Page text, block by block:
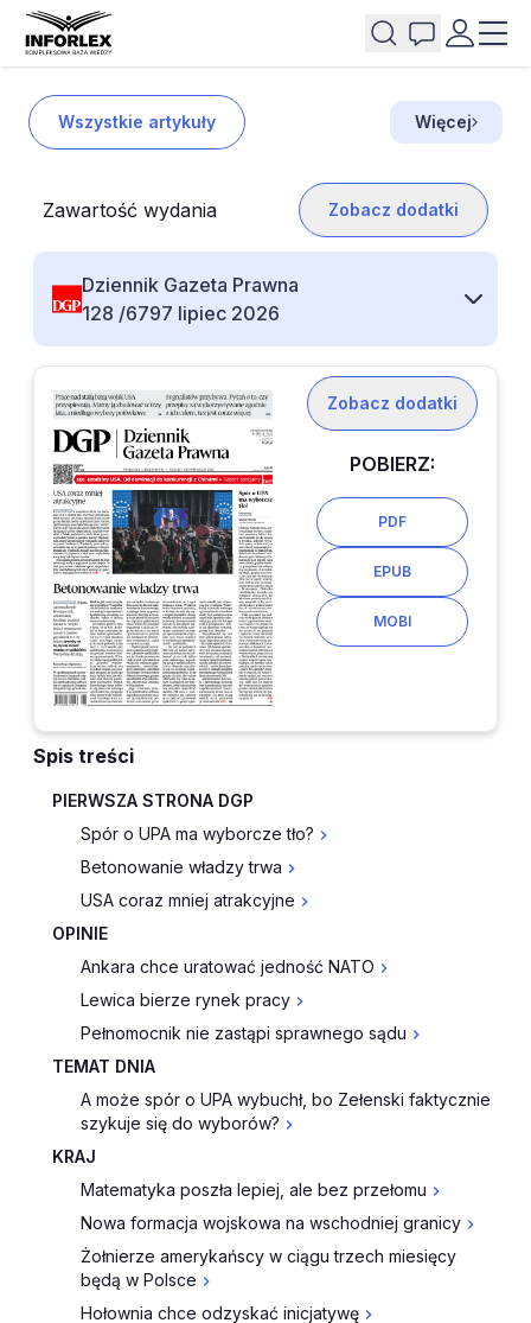
Wszystkie artykuły Więcej
Zawartość wydania Zobacz dodatki
Dziennik Gazeta Prawna
128 /6797 lipiec 2026
Zobacz dodatki
POBIERZ:
PDF
EPUB
MOBI
Spis treści
PIERWSZA STRONA DGP
Spór o UPA ma wyborcze tło?
Betonowanie władzy trwa
USA coraz mniej atrakcyjne
OPINIE
Ankara chce uratować jedność NATO
Lewica bierze rynek pracy
Pełnomocnik nie zastąpi sprawnego sądu
TEMAT DNIA
A może spór o UPA wybuchł, bo Zełenski faktycznie
szykuje się do wyborów?
KRAJ
Matematyka poszła lepiej, ale bez przełomu
Nowa formacja wojskowa na wschodniej granicy
Żołnierze amerykańscy w ciągu trzech miesięcy
będą w Polsce
Hołownia chce odzyskać inicjatywę